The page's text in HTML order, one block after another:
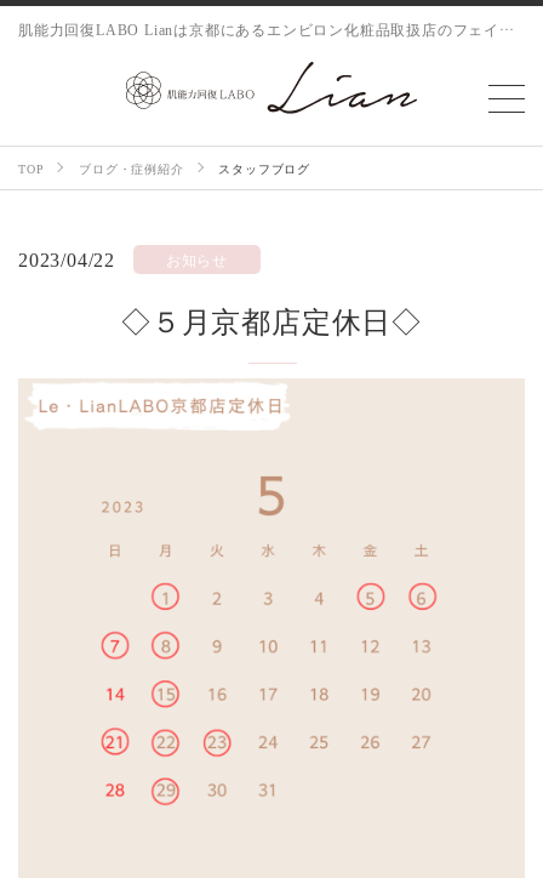
肌能力回復LABO Lianは京都にあるエンビロン化粧品取扱店のフェイシャルサロンです
TOP ブログ・症例紹介 スタッフブログ
2023/04/22 お知らせ
◇５月京都店定休日◇